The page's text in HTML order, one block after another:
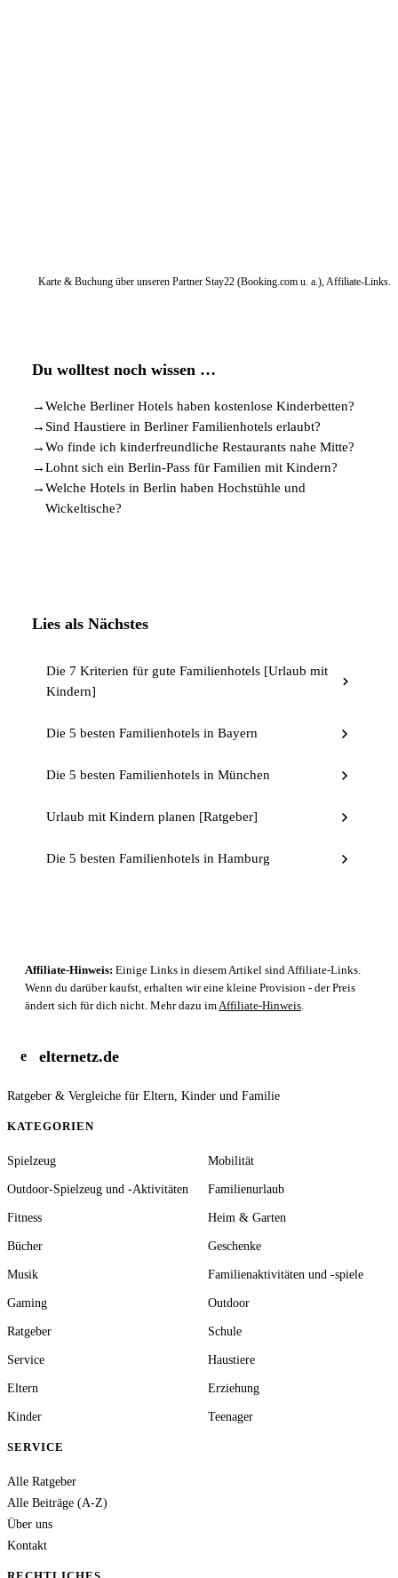
Karte & Buchung über unseren Partner Stay22 (Booking.com u. a.), Affiliate-Links.
Du wolltest noch wissen …
→Welche Berliner Hotels haben kostenlose Kinderbetten?
→ Sind Haustiere in Berliner Familienhotels erlaubt?
→Wo finde ich kinderfreundliche Restaurants nahe Mitte?
→Lohnt sich ein Berlin-Pass für Familien mit Kindern?
→Welche Hotels in Berlin haben Hochstühle und
Wickeltische?
Lies als Nächstes
Die 7 Kriterien für gute Familienhotels [Urlaub mit
Kindern]
Die 5 besten Familienhotels in Bayern
Die 5 besten Familienhotels in München
Urlaub mit Kindern planen [Ratgeber]
Die 5 besten Familienhotels in Hamburg
Affiliate-Hinweis: Einige Links in diesem Artikel sind Affiliate-Links.
Wenn du darüber kaufst, erhalten wir eine kleine Provision - der Preis
ändert sich für dich nicht. Mehr dazu imAffiliate-Hinweis.
e elternetz.de
Ratgeber & Vergleiche für Eltern, Kinder und Familie
KATEGORIEN
Spielzeug Mobilität
Outdoor-Spielzeug und -Aktivitäten Familienurlaub
Fitness Heim & Garten
Bücher Geschenke
Musik Familienaktivitäten und -spiele
Gaming Outdoor
Ratgeber Schule
Service Haustiere
Eltern Erziehung
Kinder Teenager
SERVICE
Alle Ratgeber
Alle Beiträge (A-Z)
Über uns
Kontakt